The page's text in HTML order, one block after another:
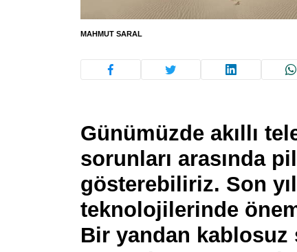
MAHMUT SARAL
Günümüzde akıllı
sorunları arasında
gösterebiliriz. Son
teknolojilerinde
Bir yandan